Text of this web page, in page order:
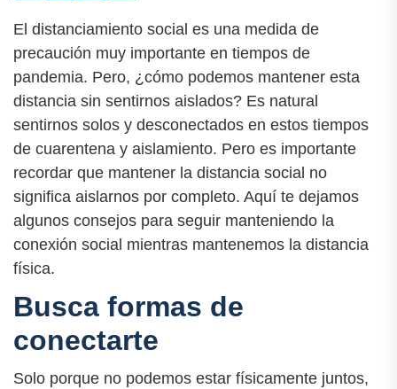
El distanciamiento social es una medida de
precaución muy importante en tiempos de
pandemia. Pero, ¿cómo podemos mantener esta
distancia sin sentirnos aislados? Es natural
sentirnos solos y desconectados en estos tiempos
de cuarentena y aislamiento. Pero es importante
recordar que mantener la distancia social no
significa aislarnos por completo. Aquí te dejamos
algunos consejos para seguir manteniendo la
conexión social mientras mantenemos la distancia
física.
Busca formas de
conectarte
Solo porque no podemos estar físicamente juntos,